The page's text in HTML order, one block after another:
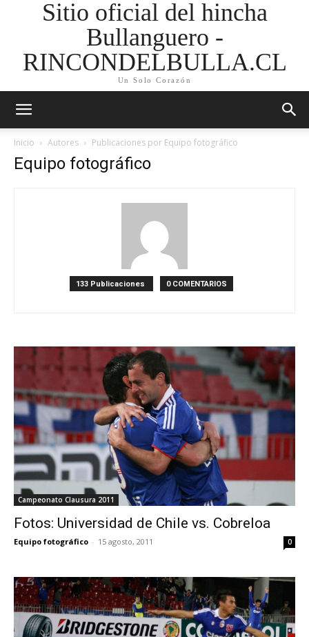
Sitio oficial del hincha
Bullanguero -
RINCONDELBULLA.CL
Un Solo Corazón
Inicio Autores Publicaciones por Equipo fotográfico
Equipo fotográfico
133 Publicaciones 0 COMENTARIOS
Campeonato Clausura 2011
Fotos: Universidad de Chile vs. Cobreloa
Equipo fotográfico - 15 agosto, 2011 0